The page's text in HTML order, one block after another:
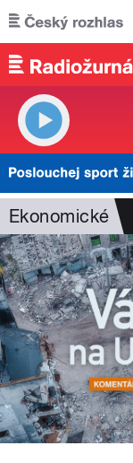
Přejít k hlavnímu
Ekonomické